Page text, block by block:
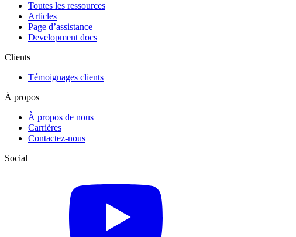
Toutes les ressources
Articles
Page d’assistance
Development docs
Clients
Témoignages clients
À propos
À propos de nous
Carrières
Contactez-nous
Social